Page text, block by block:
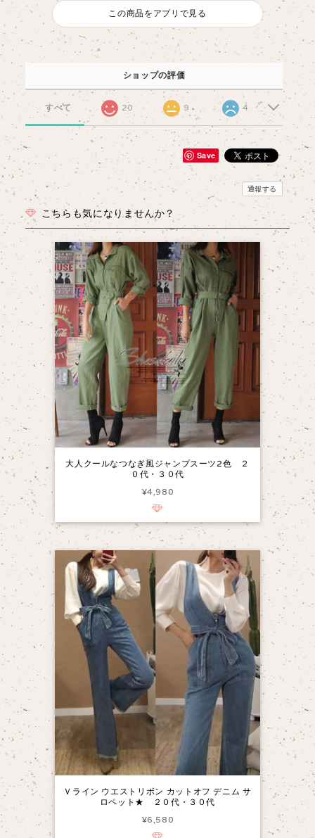
この商品をアプリで見る
ショップの評価
すべて 20 9 4
Save
通報する
こちらも気になりませんか？
大人クールなつなぎ風ジャンプスーツ2色 ２
０代・３０代
¥4,980
Ｖライン ウエストリボン カットオフ デニム サ
ロペット★ ２０代・３０代
¥6,580